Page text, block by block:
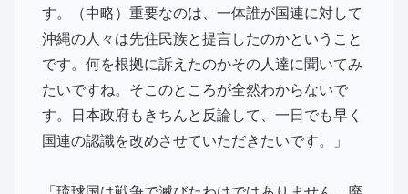
す。（中略）重要なのは、一体誰が国連に対して
沖縄の人々は先住民族と提言したのかということ
です。何を根拠に訴えたのかその人達に聞いてみ
たいですね。そこのところが全然わからないで
す。日本政府もきちんと反論して、一日でも早く
国連の認識を改めさせていただきたいです。」